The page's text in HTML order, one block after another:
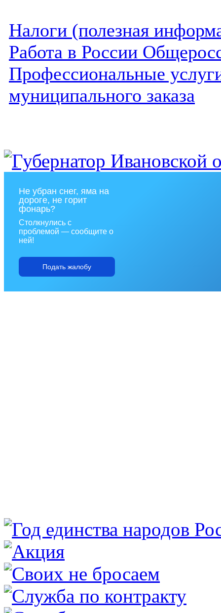
Налоги (полезная
Работа в России
Профессиональные
муниципального заказа
Не убран снег, яма на
дороге, не горит
фонарь?
Столкнулись с
проблемой — сообщите о
ней!
Подать жалобу